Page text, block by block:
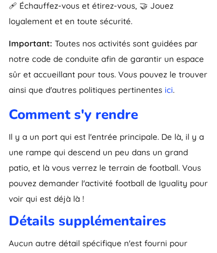
🩹 Échauffez-vous et étirez-vous, 🤝 Jouez
loyalement et en toute sécurité.
Important: Toutes nos activités sont guidées par
notre code de conduite afin de garantir un espace
sûr et accueillant pour tous. Vous pouvez le trouver
ainsi que d'autres politiques pertinentes ici.
Comment s'y rendre
Il y a un port qui est l'entrée principale. De là, il y a
une rampe qui descend un peu dans un grand
patio, et là vous verrez le terrain de football. Vous
pouvez demander l'activité football de Iguality pour
voir qui est déjà là !
Détails supplémentaires
Aucun autre détail spécifique n'est fourni pour